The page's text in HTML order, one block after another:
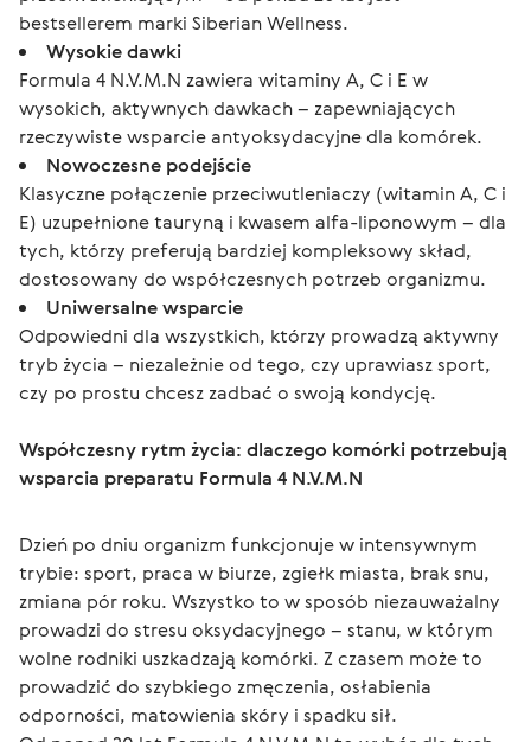
bestsellerem marki Siberian Wellness.
Wysokie dawki
Formula 4 N.V.M.N zawiera witaminy A, C i E w
wysokich, aktywnych dawkach – zapewniających
rzeczywiste wsparcie antyoksydacyjne dla komórek.
Nowoczesne podejście
Klasyczne połączenie przeciwutleniaczy (witamin A, C i
E) uzupełnione tauryną i kwasem alfa-liponowym – dla
tych, którzy preferują bardziej kompleksowy skład,
dostosowany do współczesnych potrzeb organizmu.
Uniwersalne wsparcie
Odpowiedni dla wszystkich, którzy prowadzą aktywny
tryb życia – niezależnie od tego, czy uprawiasz sport,
czy po prostu chcesz zadbać o swoją kondycję.
Współczesny rytm życia: dlaczego komórki potrzebują
wsparcia preparatu Formula 4 N.V.M.N
Dzień po dniu organizm funkcjonuje w intensywnym
trybie: sport, praca w biurze, zgiełk miasta, brak snu,
zmiana pór roku. Wszystko to w sposób niezauważalny
prowadzi do stresu oksydacyjnego – stanu, w którym
wolne rodniki uszkadzają komórki. Z czasem może to
prowadzić do szybkiego zmęczenia, osłabienia
odporności, matowienia skóry i spadku sił.